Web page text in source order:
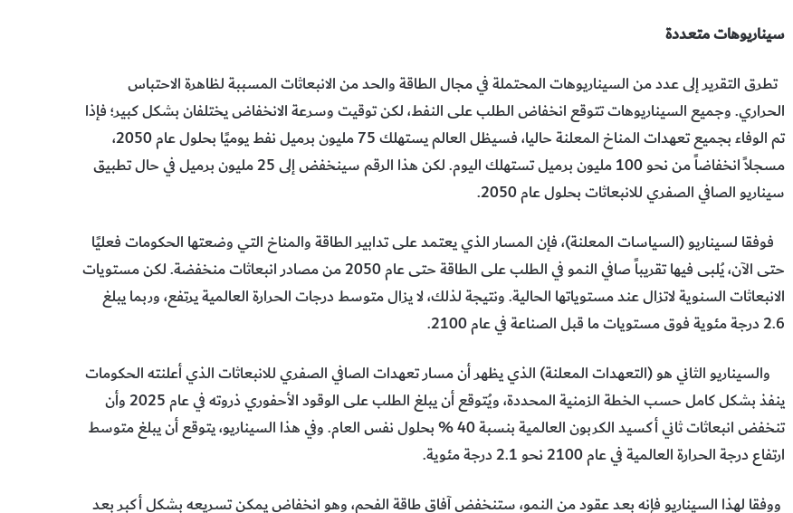
سيناريوهات متعددة
تطرق التقرير إلى عدد من السيناريوهات المحتملة في مجال الطاقة والحد من الانبعاثات المسببة لظاهرة الاحتباس
الحراري. وجميع السيناريوهات تتوقع انخفاض الطلب على النفط، لكن توقيت وسرعة الانخفاض يختلفان بشكل كبير؛ فإذا
تم الوفاء بجميع تعهدات المناخ المعلنة حاليا، فسيظل العالم يستهلك 75 مليون برميل نفط يوميًا بحلول عام 2050،
مسجلاً انخفاضاً من نحو 100 مليون برميل تستهلك اليوم. لكن هذا الرقم سينخفض إلى 25 مليون برميل في حال تطبيق
سيناريو الصافي الصفري للانبعاثات بحلول عام 2050.
فوفقا لسيناريو (السياسات المعلنة)، فإن المسار الذي يعتمد على تدابير الطاقة والمناخ التي وضعتها الحكومات فعليًا
حتى الآن، يُلبى فيها تقريباً صافي النمو في الطلب على الطاقة حتى عام 2050 من مصادر انبعاثات منخفضة. لكن مستويات
الانبعاثات السنوية لاتزال عند مستوياتها الحالية. ونتيجة لذلك، لا يزال متوسط درجات الحرارة العالمية يرتفع، وربما يبلغ
2.6 درجة مئوية فوق مستويات ما قبل الصناعة في عام 2100.
والسيناريو الثاني هو (التعهدات المعلنة) الذي يظهر أن مسار تعهدات الصافي الصفري للانبعاثات الذي أعلنته الحكومات
ينفذ بشكل كامل حسب الخطة الزمنية المحددة، ويُتوقع أن يبلغ الطلب على الوقود الأحفوري ذروته في عام 2025 وأن
تنخفض انبعاثات ثاني أكسيد الكربون العالمية بنسبة 40 % بحلول نفس العام. وفي هذا السيناريو، يتوقع أن يبلغ متوسط
ارتفاع درجة الحرارة العالمية في عام 2100 نحو 2.1 درجة مئوية.
ووفقا لهذا السيناريو فإنه بعد عقود من النمو، ستنخفض آفاق طاقة الفحم، وهو انخفاض يمكن تسريعه بشكل أكبر بعد